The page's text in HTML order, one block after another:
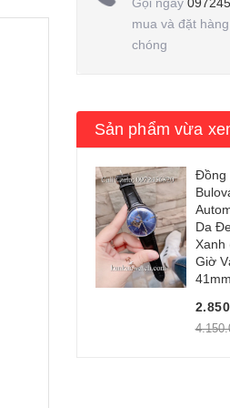
mua và đặt
chóng
Sản phẩm vừa
Đồng
Da
Xanh
Giờ
41mm